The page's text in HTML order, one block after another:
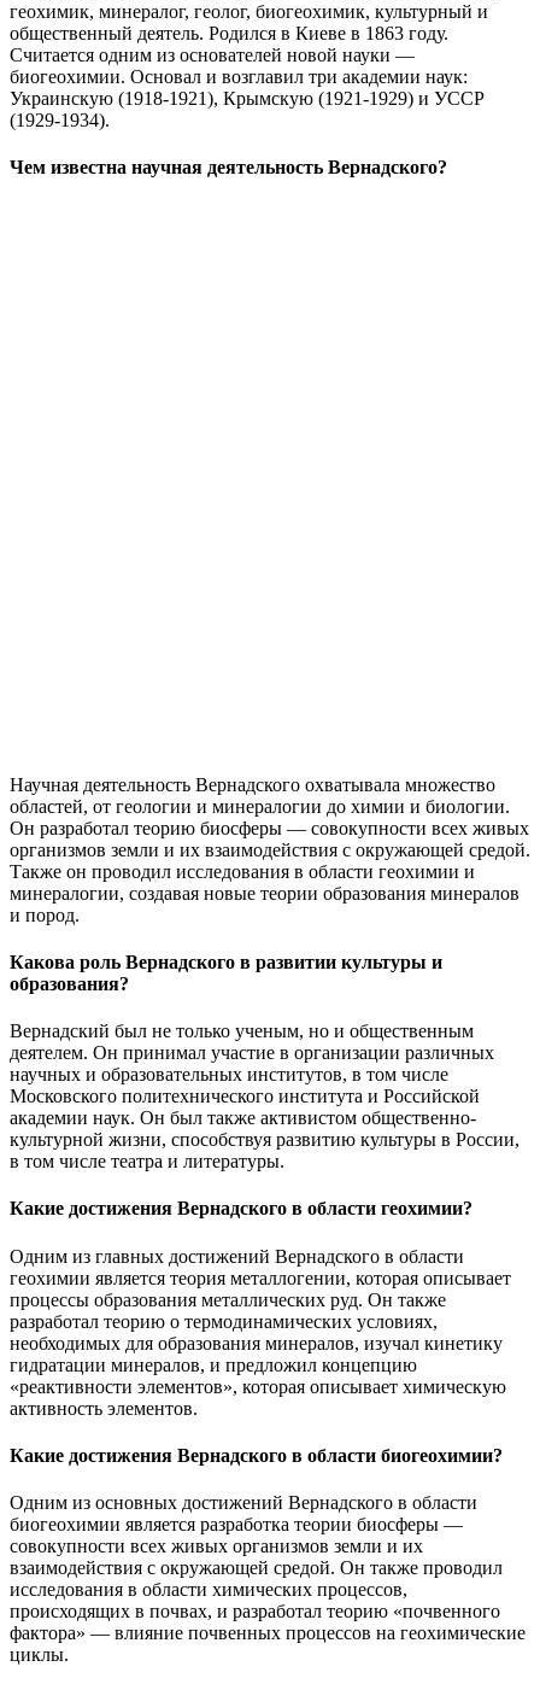
геохимик, минералог, геолог, биогеохимик, культурный и
общественный деятель. Родился в Киеве в 1863 году.
Считается одним из основателей новой науки —
биогеохимии. Основал и возглавил три академии наук:
Украинскую (1918-1921), Крымскую (1921-1929) и УССР
(1929-1934).
Чем известна научная деятельность Вернадского?
Научная деятельность Вернадского охватывала множество
областей, от геологии и минералогии до химии и биологии.
Он разработал теорию биосферы — совокупности всех живых
организмов земли и их взаимодействия с окружающей средой.
Также он проводил исследования в области геохимии и
минералогии, создавая новые теории образования минералов
и пород.
Какова роль Вернадского в развитии культуры и
образования?
Вернадский был не только ученым, но и общественным
деятелем. Он принимал участие в организации различных
научных и образовательных институтов, в том числе
Московского политехнического института и Российской
академии наук. Он был также активистом общественно-
культурной жизни, способствуя развитию культуры в России,
в том числе театра и литературы.
Какие достижения Вернадского в области геохимии?
Одним из главных достижений Вернадского в области
геохимии является теория металлогении, которая описывает
процессы образования металлических руд. Он также
разработал теорию о термодинамических условиях,
необходимых для образования минералов, изучал кинетику
гидратации минералов, и предложил концепцию
«реактивности элементов», которая описывает химическую
активность элементов.
Какие достижения Вернадского в области биогеохимии?
Одним из основных достижений Вернадского в области
биогеохимии является разработка теории биосферы —
совокупности всех живых организмов земли и их
взаимодействия с окружающей средой. Он также проводил
исследования в области химических процессов,
происходящих в почвах, и разработал теорию «почвенного
фактора» — влияние почвенных процессов на геохимические
циклы.